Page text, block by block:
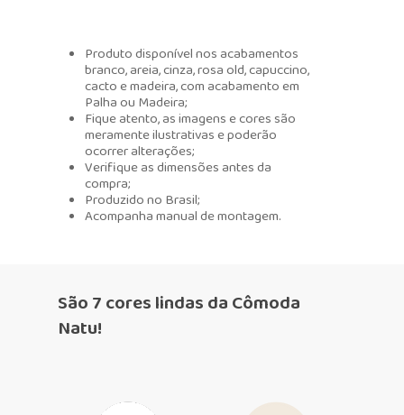
Produto disponível nos acabamentos
branco, areia, cinza, rosa old, capuccino,
cacto e madeira, com acabamento em
Palha ou Madeira;
Fique atento, as imagens e cores são
meramente ilustrativas e poderão
ocorrer alterações;
Verifique as dimensões antes da
compra;
Produzido no Brasil;
Acompanha manual de montagem.
São 7 cores lindas da Cômoda
Natu!